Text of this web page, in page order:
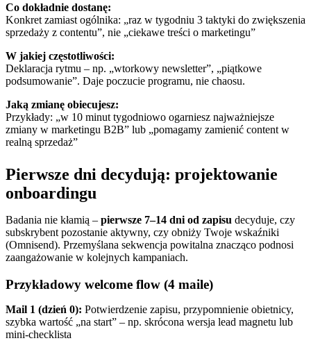
Co dokładnie dostanę:
Konkret zamiast ogólnika: „raz w tygodniu 3 taktyki do zwiększenia
sprzedaży z contentu”, nie „ciekawe treści o marketingu”
W jakiej częstotliwości:
Deklaracja rytmu – np. „wtorkowy newsletter”, „piątkowe
podsumowanie”. Daje poczucie programu, nie chaosu.
Jaką zmianę obiecujesz:
Przykłady: „w 10 minut tygodniowo ogarniesz najważniejsze
zmiany w marketingu B2B” lub „pomagamy zamienić content w
realną sprzedaż”
Pierwsze dni decydują: projektowanie
onboardingu
Badania nie kłamią – pierwsze 7–14 dni od zapisu decyduje, czy
subskrybent pozostanie aktywny, czy obniży Twoje wskaźniki
(Omnisend). Przemyślana sekwencja powitalna znacząco podnosi
zaangażowanie w kolejnych kampaniach.
Przykładowy welcome flow (4 maile)
Mail 1 (dzień 0): Potwierdzenie zapisu, przypomnienie obietnicy,
szybka wartość „na start” – np. skrócona wersja lead magnetu lub
mini-checklista